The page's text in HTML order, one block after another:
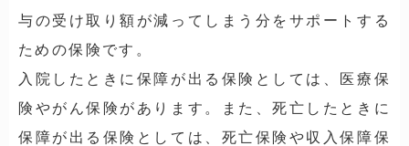
与の受け取り額が減ってしまう分をサポートする
ための保険です。
入院したときに保障が出る保険としては、医療保
険やがん保険があります。また、死亡したときに
保障が出る保険としては、死亡保険や収入保障保